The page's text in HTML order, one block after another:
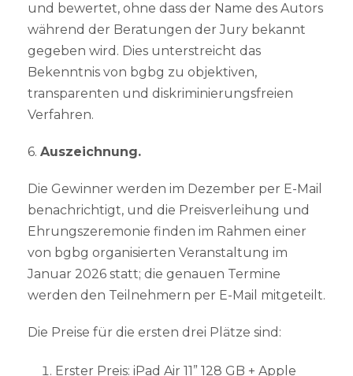
und bewertet, ohne dass der Name des Autors
während der Beratungen der Jury bekannt
gegeben wird. Dies unterstreicht das
Bekenntnis von bgbg zu objektiven,
transparenten und diskriminierungsfreien
Verfahren.
6. Auszeichnung.
Die Gewinner werden im Dezember per E-Mail
benachrichtigt, und die Preisverleihung und
Ehrungszeremonie finden im Rahmen einer
von bgbg organisierten Veranstaltung im
Januar 2026 statt; die genauen Termine
werden den Teilnehmern per E-Mail mitgeteilt.
Die Preise für die ersten drei Plätze sind:
Erster Preis: iPad Air 11” 128 GB + Apple